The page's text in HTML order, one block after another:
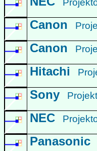
Canon
Canon
Hitachi
Sony
NEC
Panasonic